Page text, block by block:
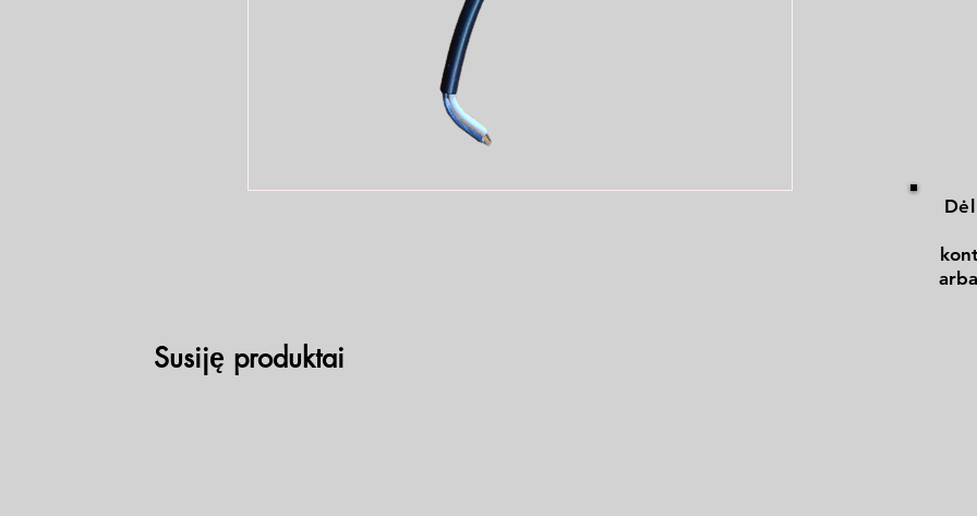
Susiję produktai